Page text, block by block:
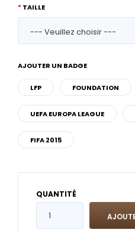
TAILLE
AJOUTER UN BADGE
LFP FOUNDATION
UEFA EUROPA LEAGUE
FIFA 2015
QUANTITÉ